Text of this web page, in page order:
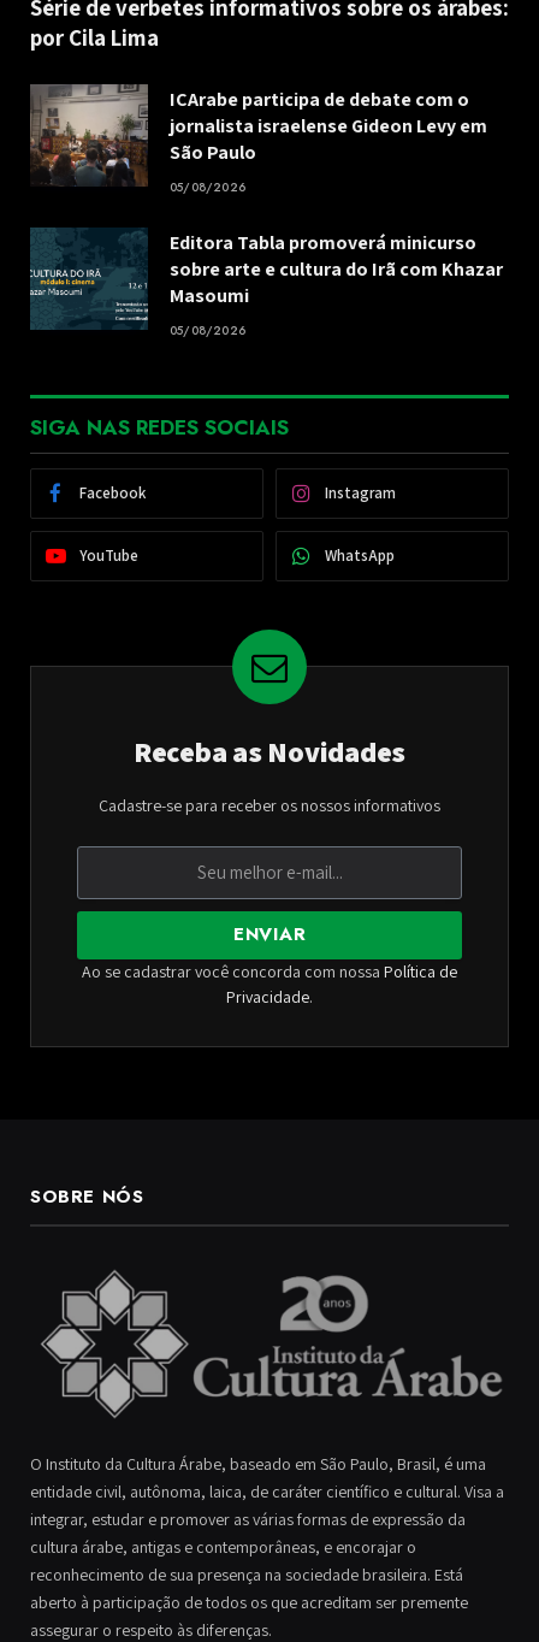
Série de verbetes informativos sobre os árabes:
por Cila Lima
ICArabe participa de debate com o
jornalista israelense Gideon Levy em
São Paulo
05/08/2026
Editora Tabla promoverá minicurso
sobre arte e cultura do Irã com Khazar
Masoumi
05/08/2026
SIGA NAS REDES SOCIAIS
Facebook Instagram
YouTube WhatsApp
Receba as Novidades
Cadastre-se para receber os nossos informativos
ENVIAR
Ao se cadastrar você concorda com nossa Política de
Privacidade.
SOBRE NÓS
O Instituto da Cultura Árabe, baseado em São Paulo, Brasil, é uma
entidade civil, autônoma, laica, de caráter científico e cultural. Visa a
integrar, estudar e promover as várias formas de expressão da
cultura árabe, antigas e contemporâneas, e encorajar o
reconhecimento de sua presença na sociedade brasileira. Está
aberto à participação de todos os que acreditam ser premente
assegurar o respeito às diferenças.